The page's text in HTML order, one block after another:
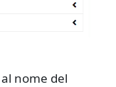
nome del